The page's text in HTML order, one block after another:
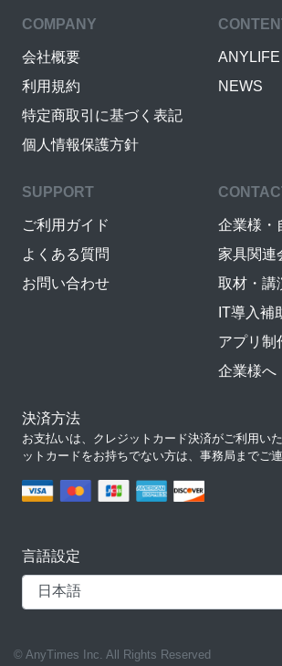
COMPANY
会社概要
利用規約
特定商取引に基づく表記
個人情報保護方針
ANYLIFE
NEWS
SUPPORT
ご利用ガイド
よくある質問
お問い合わせ
企業様・
家具関連
取材・講
IT導入補
アプリ制
企業様へ
決済方法
お支払いは、クレジットカード決済がご利用い
ットカードをお持ちでない方は、事務局までご連
言語設定
© AnyTimes Inc. All Rights Reserved